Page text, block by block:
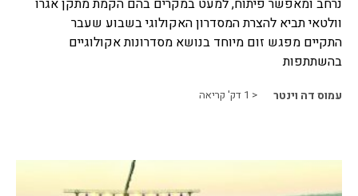
נרחב ומאפשר פיתוח, למעט במקרים בהם הקמת מתקן אגרו
וולטאי תביא להצרת המסדרון האקולוגי בשבוע שעבר
התקיים מפגש זום מיוחד בנושא מסדרונות אקולוגיים
בהשתתפות
עמוס דה וינטר < 1 דק' קריאה